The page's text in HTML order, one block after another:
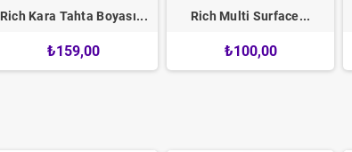
Rich Kara Tahta Boyası...
₺159,00
Rich Multi Surface...
₺100,00